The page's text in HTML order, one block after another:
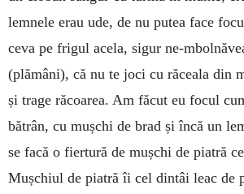
lemnele erau ude, de nu pu­tea face
ceva pe frigul acela, sigur ne-
(plămâni), că nu te joci cu răceala din
și trage ră­coa­rea. Am făcut eu focul
bătrân, cu mușchi de brad și încă un
se facă o fiertură de mușchi de piatră
Mușchiul de piatră îi cel dintâi leac de